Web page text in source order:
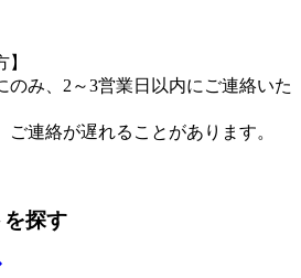
のみ、2～3営業日以内にご連絡いた
連絡が遅れることがあります。
探す